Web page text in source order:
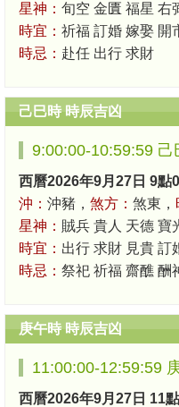
星神： 旬空 金匱 福星 右
時宜： 祈福 訂婚 嫁娶 開
時忌： 赴任 出行 求財
己巳時 時辰吉凶
9:00:00-10:59:59 己
西曆2026年9月27日 9點
沖： 沖豬， 煞方： 煞東，
星神： 賊兵 貴人 天德 寶
時宜： 出行 求財 見貴 訂
時忌： 祭祀 祈福 齋醮 酬
庚午時 時辰吉凶
11:00:00-12:59:59
西曆2026年9月27日 11